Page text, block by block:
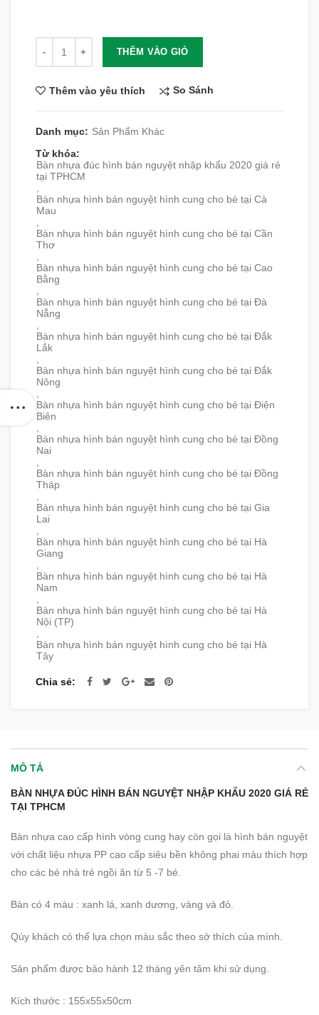
THÊM VÀO GIỎ
Thêm vào yêu thích So Sánh
Danh mục: Sản Phẩm Khác
Từ khóa:
Bàn nhựa đúc hình bán nguyệt nhập khẩu 2020 giá rẻ
tại TPHCM
Bàn nhựa hình bán nguyệt hình cung cho bé tại Cà
Mau
Bàn nhựa hình bán nguyệt hình cung cho bé tại Cần
Thơ
Bàn nhựa hình bán nguyệt hình cung cho bé tại Cao
Bằng
Bàn nhựa hình bán nguyệt hình cung cho bé tại Đà
Nẵng
Bàn nhựa hình bán nguyệt hình cung cho bé tại Đắk
Lắk
Bàn nhựa hình bán nguyệt hình cung cho bé tại Đắk
Nông
Bàn nhựa hình bán nguyệt hình cung cho bé tại Điện
Biên
Bàn nhựa hình bán nguyệt hình cung cho bé tại Đồng
Nai
Bàn nhựa hình bán nguyệt hình cung cho bé tại Đồng
Tháp
Bàn nhựa hình bán nguyệt hình cung cho bé tại Gia
Lai
Bàn nhựa hình bán nguyệt hình cung cho bé tại Hà
Giang
Bàn nhựa hình bán nguyệt hình cung cho bé tại Hà
Nam
Bàn nhựa hình bán nguyệt hình cung cho bé tại Hà
Nội (TP)
Bàn nhựa hình bán nguyệt hình cung cho bé tại Hà
Tây
Chia sẻ
MÔ TẢ
BÀN NHỰA ĐÚC HÌNH BÁN NGUYỆT NHẬP KHẨU 2020 GIÁ RẺ
TẠI TPHCM
Bàn nhựa cao cấp hình vòng cung hay còn gọi là hình bán nguyệt
với chất liệu nhựa PP cao cấp siêu bền không phai màu thích hợp
cho các bé nhà trẻ ngồi ăn từ 5 -7 bé.
Bàn có 4 màu : xanh lá, xanh dương, vàng và đỏ.
Qúy khách có thể lựa chọn màu sắc theo sở thích của mình.
Sản phẩm được bảo hành 12 tháng yên tâm khi sử dụng.
Kích thước : 155x55x50cm